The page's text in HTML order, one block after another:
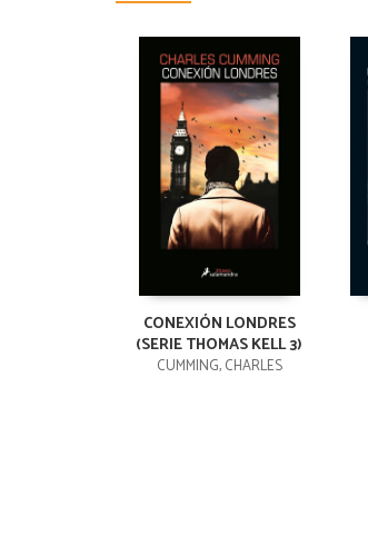
CONEXIÓN LONDRES
(SERIE THOMAS KELL 3)
CUMMING, CHARLES